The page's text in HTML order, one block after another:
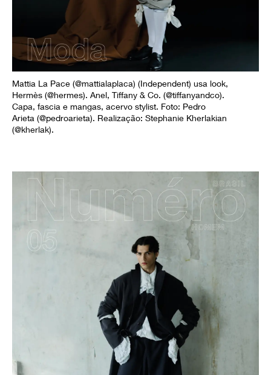
Mattia La Pace (@mattialaplaca) (Independent) usa look,
Hermès (@hermes). Anel, Tiffany & Co. (@tiffanyandco).
Capa, fascia e mangas, acervo stylist. Foto: Pedro
Arieta (@pedroarieta). Realização: Stephanie Kherlakian
(@kherlak).